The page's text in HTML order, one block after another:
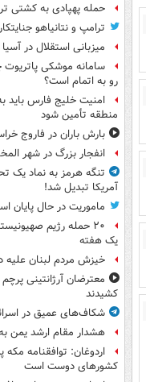
حمله پهپادی به کشتی
ترامپ و نتانیاهو
میزبانی استقلال در
سامانه موشکی
رو به اتمام است؟
امنیت خلیج فارس
منطقه تأمین شود
بارش باران در فاروج
انفجار بزرگ در شهر
تنگه هرمز به نماد یک
آمریکا تبدیل شد!
ماموریت در حال پایان
۲۰ حمله رژیم
یک هفته
خیزش مردم لبنان علیه
معترضان آرژانتینی پرچم
کشیدند
شکاف‌های عمیق در
هشدار مقام ارشد یمن
اردوغان: توافقنامه
کشورهای دوست است